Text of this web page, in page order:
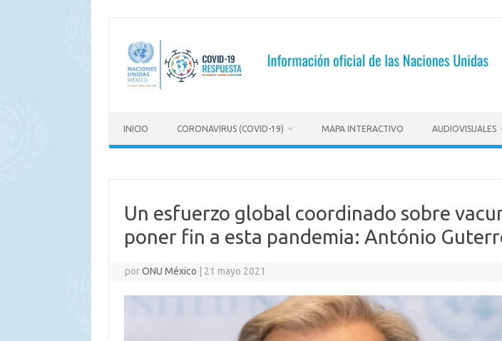
contenido
INICIO CORONAVIRUS (COVID-19) MAPA INTERACTIVO AUDIOVISUALES
Un esfuerzo global coordinado sobre
poner fin a esta pandemia: António
porONU México 21 mayo 2021